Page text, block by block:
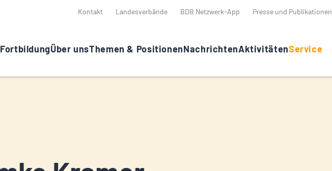
Kontakt Landesverbände BDB Netzwerk-App Presse und Publikationen
FortbildungÜber unsThemen & PositionenNachrichtenAktivitätenService